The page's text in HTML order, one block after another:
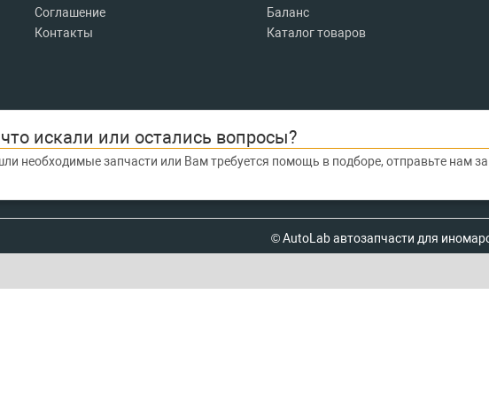
Соглашение
Контакты
Баланс
Каталог товаров
искали или остались вопросы?
необходимые запчасти или Вам требуется помощь в подборе, отправьте нам
© AutoLab автозапчасти для